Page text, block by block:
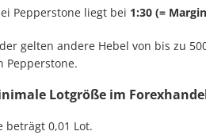
Pepperstone liegt bei 1:30 (=
gelten andere Hebel von bis zu
Pepperstone.
Lotgröße im
beträgt 0,01 Lot.